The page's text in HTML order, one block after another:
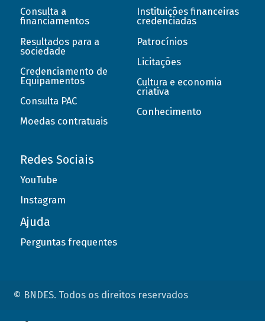
Consulta a
financiamentos
Resultados para a
sociedade
Credenciamento de
Equipamentos
Consulta PAC
Moedas contratuais
Instituições financeiras
credenciadas
Patrocínios
Licitações
Cultura e economia
criativa
Conhecimento
Redes Sociais
YouTube
Instagram
Ajuda
Perguntas frequentes
© BNDES. Todos os direitos reservados